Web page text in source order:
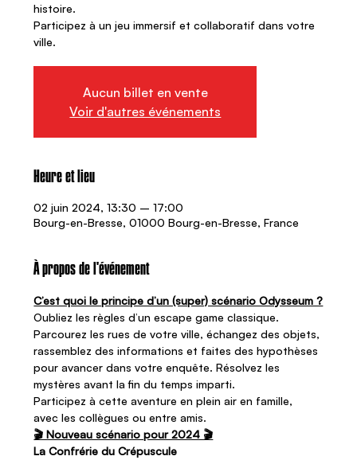
histoire.
Participez à un jeu immersif et collaboratif dans votre
ville.
Aucun billet en vente
Voir d'autres événements
Heure et lieu
02 juin 2024, 13:30 – 17:00
Bourg-en-Bresse, 01000 Bourg-en-Bresse, France
À propos de l'événement
C’est quoi le principe d’un (super) scénario Odysseum ?
Oubliez les règles d’un escape game classique.
Parcourez les rues de votre ville, échangez des objets,
rassemblez des informations et faites des hypothèses
pour avancer dans votre enquête. Résolvez les
mystères avant la fin du temps imparti.
Participez à cette aventure en plein air en famille,
avec les collègues ou entre amis.
🎬 Nouveau scénario pour 2024 🎬
La Confrérie du Crépuscule